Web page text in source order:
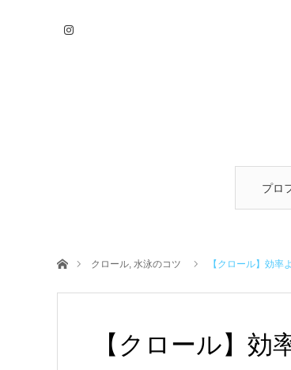
プロ
ホームクロール, 水泳のコツ 【クロール】効
【クロール】